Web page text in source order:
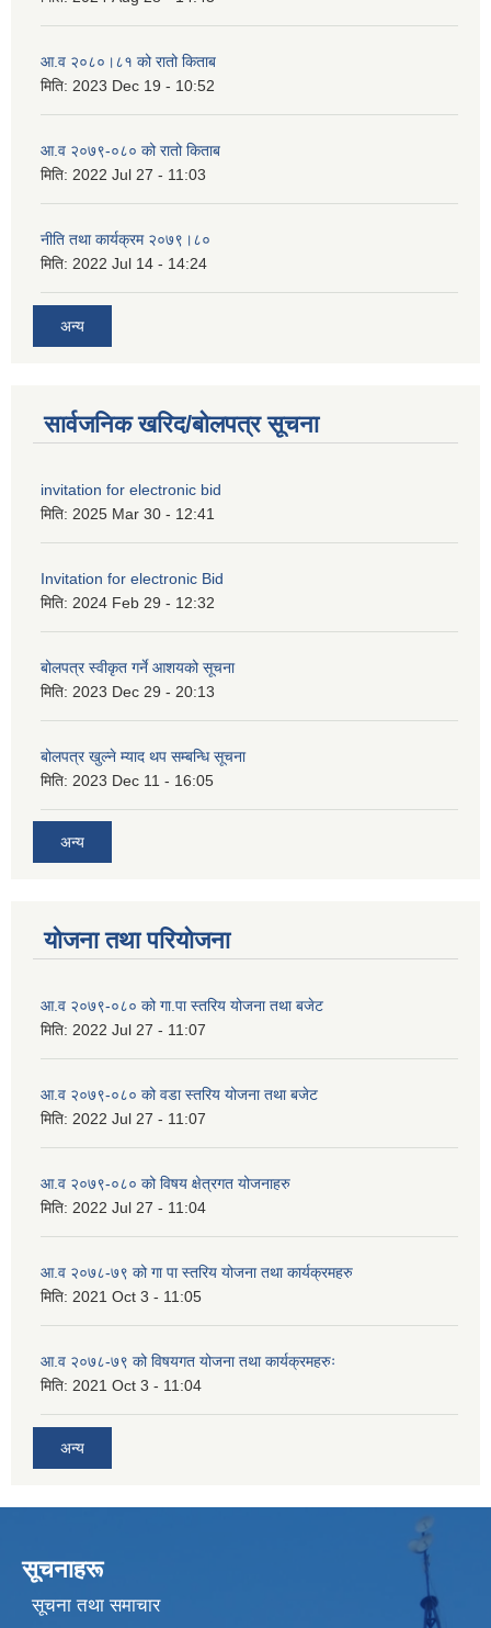
आ.व २०८०।८१ को रातो किताब
मिति: 2023 Dec 19 - 10:52
आ.व २०७९-०८० को रातो किताब
मिति: 2022 Jul 27 - 11:03
नीति तथा कार्यक्रम २०७९।८०
मिति: 2022 Jul 14 - 14:24
अन्य
सार्वजनिक खरिद/बोलपत्र सूचना
invitation for electronic bid
मिति: 2025 Mar 30 - 12:41
Invitation for electronic Bid
मिति: 2024 Feb 29 - 12:32
बोलपत्र स्वीकृत गर्ने आशयको सूचना
मिति: 2023 Dec 29 - 20:13
बोलपत्र खुल्ने म्याद थप सम्बन्धि सूचना
मिति: 2023 Dec 11 - 16:05
अन्य
योजना तथा परियोजना
आ.व २०७९-०८० को गा.पा स्तरिय योजना तथा बजेट
मिति: 2022 Jul 27 - 11:07
आ.व २०७९-०८० को वडा स्तरिय योजना तथा बजेट
मिति: 2022 Jul 27 - 11:07
आ.व २०७९-०८० को विषय क्षेत्रगत योजनाहरु
मिति: 2022 Jul 27 - 11:04
आ.व २०७८-७९ को गा पा स्तरिय योजना तथा कार्यक्रमहरु
मिति: 2021 Oct 3 - 11:05
आ.व २०७८-७९ को विषयगत योजना तथा कार्यक्रमहरुः
मिति: 2021 Oct 3 - 11:04
अन्य
सूचनाहरू
सूचना तथा समाचार